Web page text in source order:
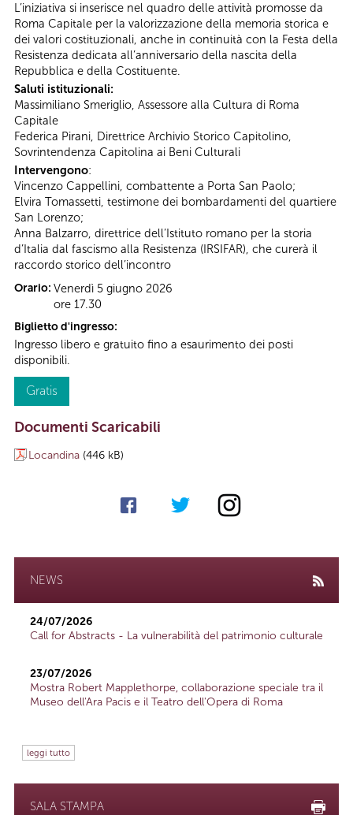
L’iniziativa si inserisce nel quadro delle attività promosse da
Roma Capitale per la valorizzazione della memoria storica e
dei valori costituzionali, anche in continuità con la Festa della
Resistenza dedicata all’anniversario della nascita della
Repubblica e della Costituente.
Saluti istituzionali:
Massimiliano Smeriglio, Assessore alla Cultura di Roma
Capitale
Federica Pirani, Direttrice Archivio Storico Capitolino,
Sovrintendenza Capitolina ai Beni Culturali
Intervengono:
Vincenzo Cappellini, combattente a Porta San Paolo;
Elvira Tomassetti, testimone dei bombardamenti del quartiere
San Lorenzo;
Anna Balzarro, direttrice dell’Istituto romano per la storia
d’Italia dal fascismo alla Resistenza (IRSIFAR), che curerà il
raccordo storico dell’incontro
Orario: Venerdì 5 giugno 2026
ore 17.30
Biglietto d'ingresso:
Ingresso libero e gratuito fino a esaurimento dei posti
disponibili.
Gratis
Documenti Scaricabili
Locandina (446 kB)
NEWS
24/07/2026
Call for Abstracts - La vulnerabilità del patrimonio culturale
23/07/2026
Mostra Robert Mapplethorpe, collaborazione speciale tra il
Museo dell'Ara Pacis e il Teatro dell'Opera di Roma
leggi tutto
SALA STAMPA